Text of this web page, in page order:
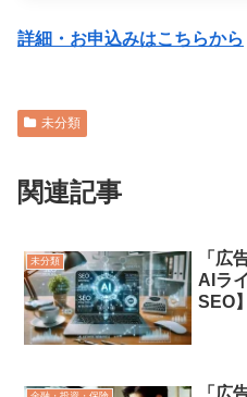
詳細・お申込みはこちらから
未分類
関連記事
未分類
「広
AIラ
SEO
「広